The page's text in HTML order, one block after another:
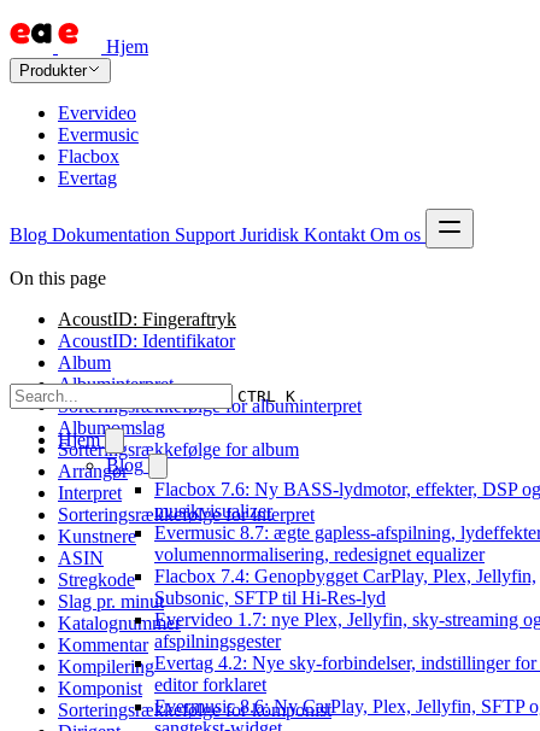
Hjem
Produkter
Evervideo
Evermusic
Flacbox
Evertag
Blog Dokumentation Support Juridisk Kontakt Om os
CTRL K
Hjem
Blog
Flacbox 7.6: Ny BASS-lydmotor, effekter, DSP
musikvisualizer
Evermusic 8.7: ægte gapless-afspilning,
volumennormalisering, redesignet equalizer
Flacbox 7.4: Genopbygget CarPlay, Plex, Jellyfin,
Subsonic, SFTP til Hi-Res-lyd
Evervideo 1.7: nye Plex, Jellyfin, sky-streaming
afspilningsgester
Evertag 4.2: Nye sky-forbindelser, indstillinger for
editor forklaret
Evermusic 8.6: Ny CarPlay, Plex, Jellyfin, SFTP
On this page
AcoustID: Fingeraftryk
AcoustID: Identifikator
Album
Albuminterpret
Sorteringsrækkefølge for albuminterpret
Albumomslag
Sorteringsrækkefølge for album
Arrangør
Interpret
Sorteringsrækkefølge for interpret
Kunstnere
ASIN
Stregkode
Slag pr. minut
Katalognummer
Kommentar
Kompilering
Komponist
Sorteringsrækkefølge for komponist